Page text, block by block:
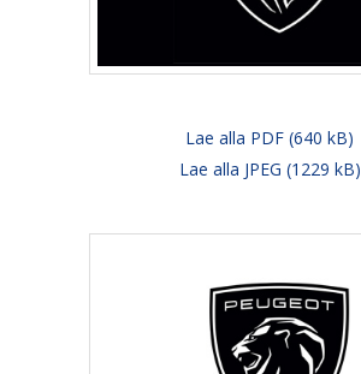
Lae alla PDF (640 kB)
Lae alla JPEG (1229 kB)